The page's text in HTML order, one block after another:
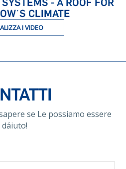
- A ROOF FOR
CLIMATE
I VIDEO
se Le possiamo essere
d΄aiuto!